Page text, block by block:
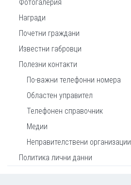
Фотогалерия
Награди
Почетни граждани
Известни габровци
Полезни контакти
По-важни телефонни номера
Областен управител
Телефонен справочник
Медии
Неправителствени организации
Политика лични данни